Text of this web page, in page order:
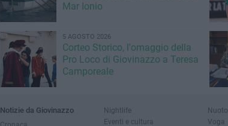
Mar Ionio
5 AGOSTO 2026
Corteo Storico, l'omaggio della
Pro Loco di Giovinazzo a Teresa
Camporeale
Notizie da Giovinazzo
Nightlife
Eventi e cultura
Nuoto
Voga